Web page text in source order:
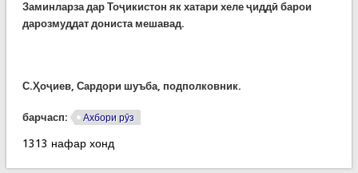
Заминларза дар Тоҷикистон як хатари хеле ҷиддӣ барои
дарозмуддат дониста мешавад.
С.Ҳоҷиев, Сардори шуъба, подполковник.
барчасп: Ахбори рӯз
1313 нафар хонд